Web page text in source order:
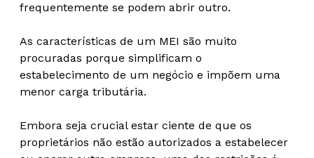
frequentemente se podem abrir outro.
As características de um MEI são muito
procuradas porque simplificam o
estabelecimento de um negócio e impõem uma
menor carga tributária.
Embora seja crucial estar ciente de que os
proprietários não estão autorizados a estabelecer